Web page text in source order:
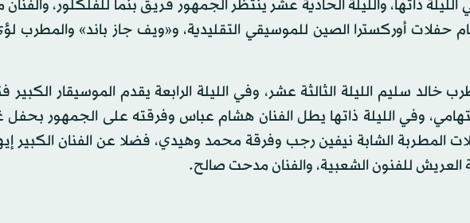
ذاتها، والليلة الحادية عشر ينتظر الجمهور فريق بنما للفلكلور،
حفلات أوركسترا الصين للموسيقي التقليدية، و«ويف جاز باند» والمطرب
خالد سليم الليلة الثالثة عشر، وفي الليلة الرابعة يقدم الموسيقار
وفي الليلة ذاتها يطل الفنان هشام عباس وفرقته على الجمهور بحفل
المطربة الشابة نيفين رجب وفرقة محمد وهيدي، فضلا عن الفنان الكبير
العريش للفنون الشعبية، والفنان مدحت صالح.